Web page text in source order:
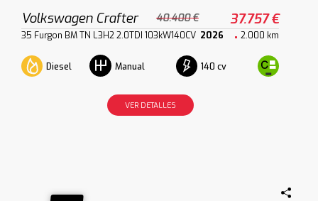
Volkswagen Crafter 40.400 € 37.757 €
35 Furgon BM TN L3H2 2.0TDI 103kW140CV 2026 2.000 km
Diesel Manual 140 cv
VER DETALLES